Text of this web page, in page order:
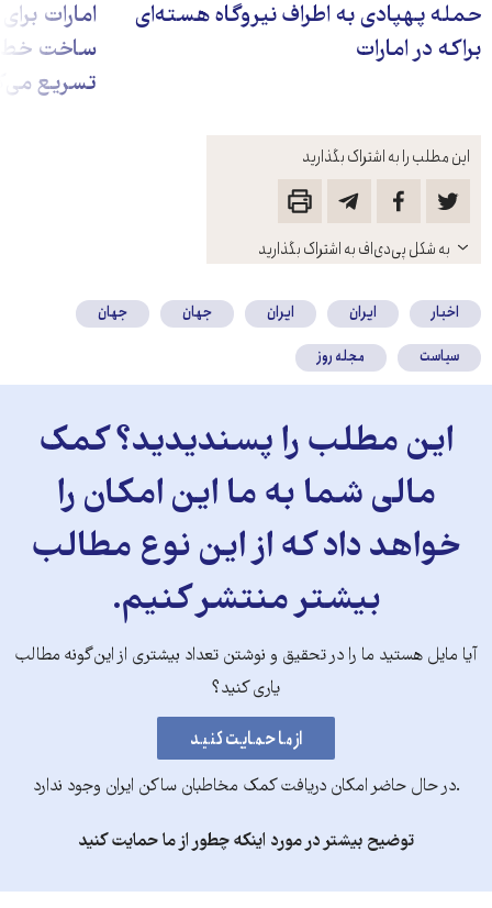
این مطلب را به اشتراک بگذارید
باز
کنید
به شکل پی‌دی‌اف به اشتراک بگذارید
حمله پهپادی به اطراف نیروگاه هسته‌ای
براکه در امارات
امارات
ساخت خط
تسریع
اخبار ایران ایران جهان
جهان
سیاست
مجله روز
این مطلب را پسندیدید؟ کمک
مالی شما به ما این امکان را
خواهد داد که از این نوع مطالب
بیشتر منتشر کنیم.
آیا مایل هستید ما را در تحقیق و نوشتن تعداد بیشتری از این‌گونه مطالب
یاری کنید؟
.در حال حاضر امکان دریافت کمک مخاطبان ساکن ایران وجود ندارد
توضیح بیشتر در مورد اینکه چطور از ما حمایت کنید